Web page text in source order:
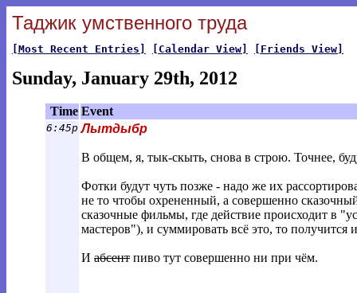
Таджик умственного труда
[Most Recent Entries] [Calendar View] [Friends View]
Sunday, January 29th, 2012
Time Event
6:45p Лытдыбр
В общем, я, тык-скыть, снова в строю. Точнее,
Фотки будут чуть позже - надо же их
не то чтобы охрененный, а совершенно
сказочные фильмы, где действие происходит в
мастеров"), и суммировать всё это, то получится
И абсент пиво тут совершенно ни при чём.